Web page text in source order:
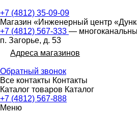
+7 (4812) 35-09-09
Магазин «Инженерный центр
+7 (4812) 567-333 —
п. Загорье, д. 53
Адреса магазинов
Обратный звонок
Все контакты Контакты
Каталог товаров Каталог
+7 (4812) 567-888
Меню